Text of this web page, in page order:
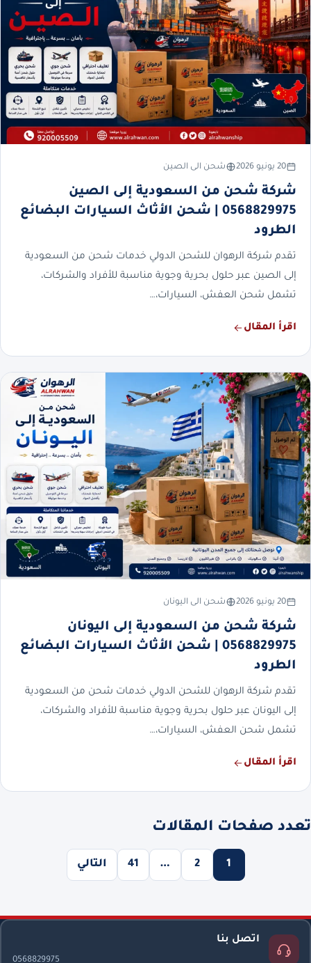
20 يونيو 2026 شحن الى الصين
شركة شحن من السعودية إلى الصين
0568829975 | شحن الأثاث السيارات البضائع
الطرود
تقدم شركة الرهوان للشحن الدولي خدمات شحن من السعودية
إلى الصين عبر حلول بحرية وجوية مناسبة للأفراد والشركات،
تشمل شحن العفش، السيارات،…
اقرأ المقال
20 يونيو 2026 شحن الى اليونان
شركة شحن من السعودية إلى اليونان
0568829975 | شحن الأثاث السيارات البضائع
الطرود
تقدم شركة الرهوان للشحن الدولي خدمات شحن من السعودية
إلى اليونان عبر حلول بحرية وجوية مناسبة للأفراد والشركات،
تشمل شحن العفش، السيارات،…
اقرأ المقال
تعدد صفحات المقالات
1
2
…
41 التالي
اتصل بنا
0568829975